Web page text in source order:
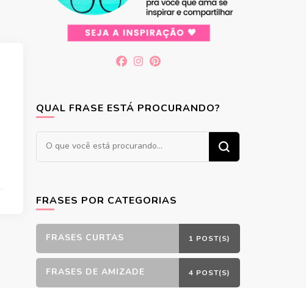
QUAL FRASE ESTÁ PROCURANDO?
Procurando
algo?
FRASES POR CATEGORIAS
FRASES CURTAS 1 POST(S)
FRASES DE AMIZADE 4 POST(S)